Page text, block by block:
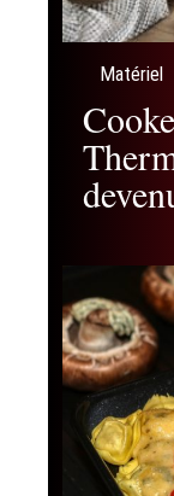
Matériel